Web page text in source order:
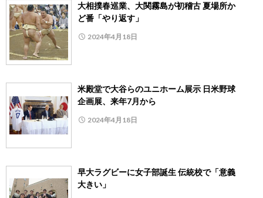
大相撲春巡業、大関霧島が初稽古 夏場所か
ど番「やり返す」
2024年4月18日
米殿堂で大谷らのユニホーム展示 日米野球
企画展、来年7月から
2024年4月18日
早大ラグビーに女子部誕生 伝統校で「意義
大きい」